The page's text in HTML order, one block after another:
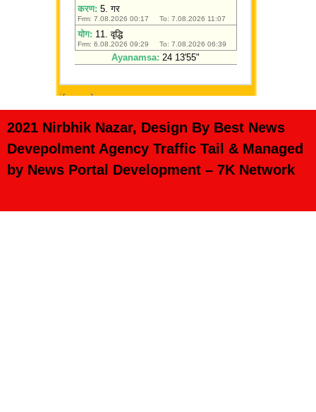
iframe]
2021 Nirbhik Nazar, Design By Best News
Devepolment Agency Traffic Tail
& Managed
by News Portal Development – 7K Network